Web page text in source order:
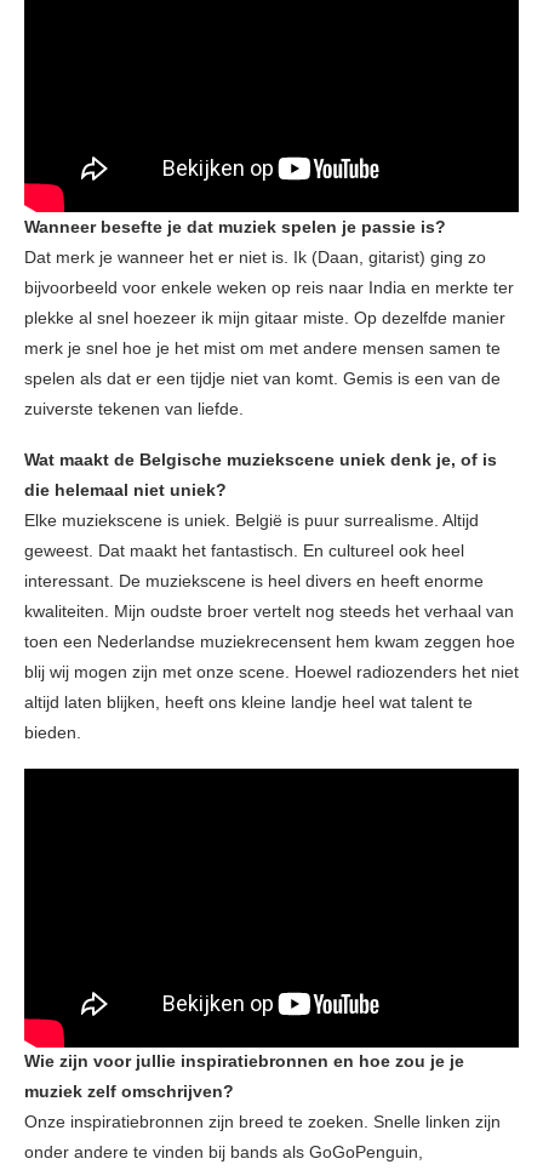
Wanneer besefte je dat muziek spelen je passie is?
Dat merk je wanneer het er niet is. Ik (Daan, gitarist) ging zo
bijvoorbeeld voor enkele weken op reis naar India en merkte ter
plekke al snel hoezeer ik mijn gitaar miste. Op dezelfde manier
merk je snel hoe je het mist om met andere mensen samen te
spelen als dat er een tijdje niet van komt. Gemis is een van de
zuiverste tekenen van liefde.
Wat maakt de Belgische muziekscene uniek denk je, of is
die helemaal niet uniek?
Elke muziekscene is uniek. België is puur surrealisme. Altijd
geweest. Dat maakt het fantastisch. En cultureel ook heel
interessant. De muziekscene is heel divers en heeft enorme
kwaliteiten. Mijn oudste broer vertelt nog steeds het verhaal van
toen een Nederlandse muziekrecensent hem kwam zeggen hoe
blij wij mogen zijn met onze scene. Hoewel radiozenders het niet
altijd laten blijken, heeft ons kleine landje heel wat talent te
bieden.
Wie zijn voor jullie inspiratiebronnen en hoe zou je je
muziek zelf omschrijven?
Onze inspiratiebronnen zijn breed te zoeken. Snelle linken zijn
onder andere te vinden bij bands als GoGoPenguin,